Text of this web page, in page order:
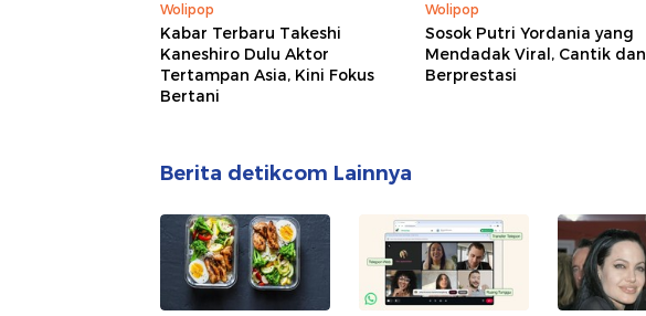
Wolipop
Kabar Terbaru Takeshi
Kaneshiro Dulu Aktor
Tertampan Asia, Kini Fokus
Bertani
Wolipop
Sosok Putri Yordania yang
Mendadak Viral, Cantik dan
Berprestasi
Berita detikcom Lainnya